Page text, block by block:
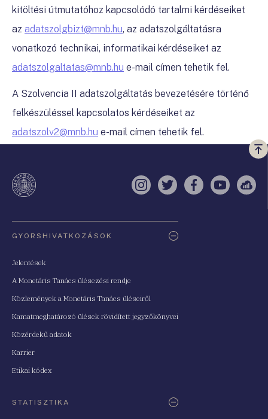
kitöltési útmutatóhoz kapcsolódó tartalmi kérdéseiket
az adatszolgbizt@mnb.hu, az adatszolgáltatásra
vonatkozó technikai, informatikai kérdéseiket az
adatszolgaltatas@mnb.hu e-mail címen tehetik fel.
A Szolvencia II adatszolgáltatás bevezetésére történő
felkészüléssel kapcsolatos kérdéseiket az
adatszolv2@mnb.hu e-mail címen tehetik fel.
a
Instagram
TwitterFacebook
YouTube
GYORSHIVATKOZÁSOK
Jelentések
A Monetáris Tanács ülésezési rendje
Közlemények a Monetáris Tanács üléseiről
Kamatmeghatározó ülések rövidített jegyzőkönyvei
Közérdekű adatok
Karrier
Etikai kódex
STATISZTIKA